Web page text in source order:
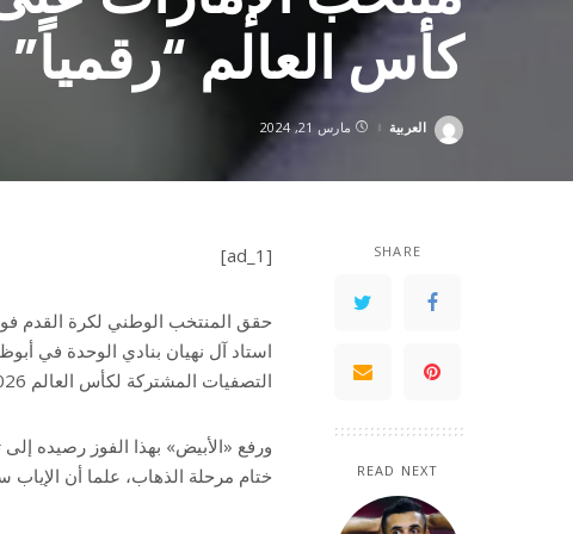
كأس العالم “رقمياً”
Posted
العربية مارس 21, 2024
SHARE
READ NEXT
[ad_1]
استاد آل نهيان بنادي الوحدة في
التصفيات المشتركة لكأس العالم 2026 وكأس آسيا 2027.
ورفع «الأبيض» بهذا الفوز رصيده
ختام مرحلة الذهاب، علما أن الإياب